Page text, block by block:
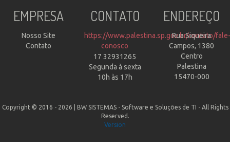
EMPRESA
Nosso Site
Contato
CONTATO
https://www.palestina.sp.gov.br/contato/
conosco
17 32931265
Segunda à sexta
10h às 17h
ENDEREÇO
Rua Siqueira
Campos, 1380
Centro
Palestina
15470-000
Copyright © 2016 - 2026 | BW SISTEMAS - Software e Soluções de TI - All Rights
Reserved.
Version